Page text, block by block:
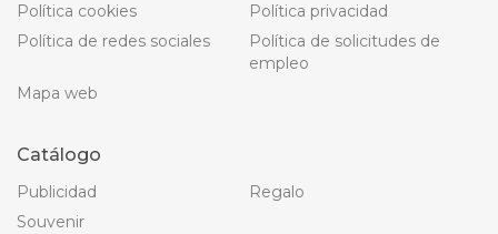
Política cookies
Política privacidad
Política de redes sociales
Política de solicitudes de
empleo
Mapa web
Catálogo
Publicidad
Regalo
Souvenir